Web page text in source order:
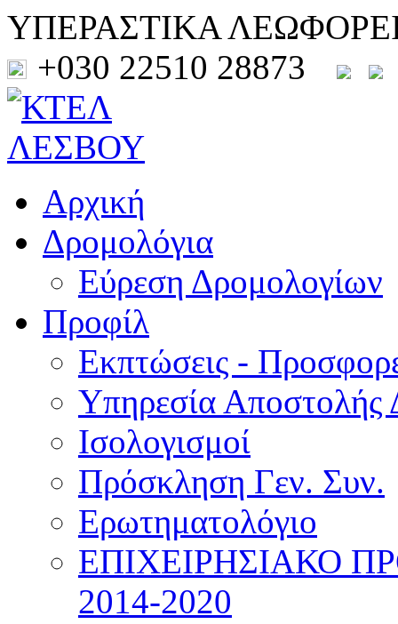
ΥΠΕΡΑΣΤΙΚΑ
+030 22510 28873
Αρχική
Δρομολόγια
Εύρεση Δρομολογίων
Προφίλ
Εκπτώσεις -
Υπηρεσία Αποστολής
Ισολογισμοί
Πρόσκληση Γεν. Συν.
Ερωτηματολόγιο
ΕΠΙΧΕΙΡΗΣΙΑΚΟ
2014-2020